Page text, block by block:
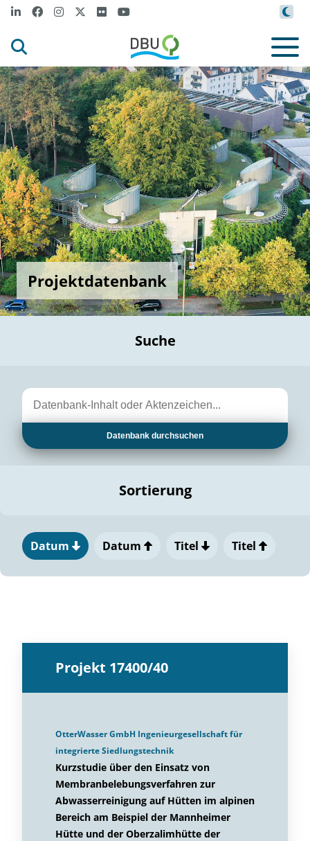
Projektdatenbank
Suche
Datenbank durchsuchen
Sortierung
Datum Datum Titel Titel
Projekt 17400/40
OtterWasser GmbH Ingenieurgesellschaft für
integrierte Siedlungstechnik
Kurzstudie über den Einsatz von
Membranbelebungsverfahren zur
Abwasserreinigung auf Hütten im alpinen
Bereich am Beispiel der Mannheimer
Hütte und der Oberzalimhütte der